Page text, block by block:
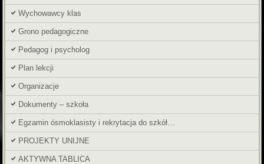
Wychowawcy klas
Grono pedagogiczne
Pedagog i psycholog
Plan lekcji
Organizacje
Dokumenty – szkoła
Egzamin ósmoklasisty i rekrytacja do szkół…
PROJEKTY UNIJNE
AKTYWNA TABLICA